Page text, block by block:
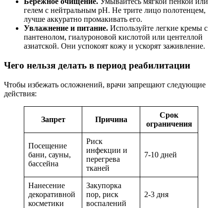
гелем с нейтральным pH. Не трите лицо полотенцем,
лучше аккуратно промакивать его.
Увлажнение и питание. Используйте легкие кремы с
пантенолом, гиалуроновой кислотой или центеллой
азиатской. Они успокоят кожу и ускорят заживление.
Чего нельзя делать в период реабилитации
Чтобы избежать осложнений, врачи запрещают следующие
действия:
Запрет Причина
Срок
ограничения
Посещение
бани, сауны,
бассейна
Риск
инфекции и
перегрева
тканей
7-10 дней
Нанесение
декоративной
косметики
Закупорка
пор, риск
воспалений
2-3 дня